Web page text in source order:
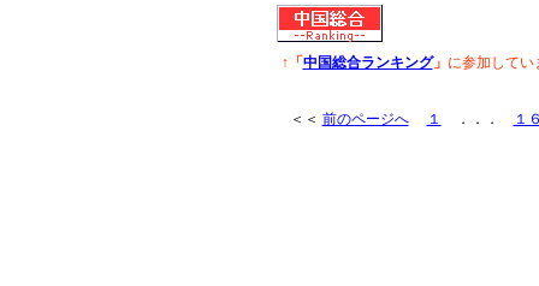
↑「 中国総合ランキング」 に参加してい
＜＜ 前のページへ １ ．．． １